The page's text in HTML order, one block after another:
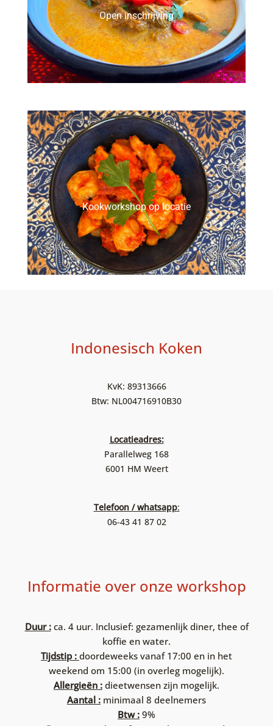
Open inschrijving
Kookworkshop op locatie
Indonesisch Koken
KvK: 89313666
Btw: NL004716910B30
Locatieadres:
Parallelweg 168
6001 HM Weert
Telefoon / whatsapp:
06-43 41 87 02
Informatie over onze workshop
Duur :ca. 4 uur. Inclusief: gezamenlijk diner, thee of
koffie en water.
Tijdstip : doordeweeks vanaf 17:00 en in het
weekend om 15:00 (in overleg mogelijk).
Allergieën : dieetwensen zijn mogelijk.
Aantal : minimaal 8 deelnemers
Btw : 9%